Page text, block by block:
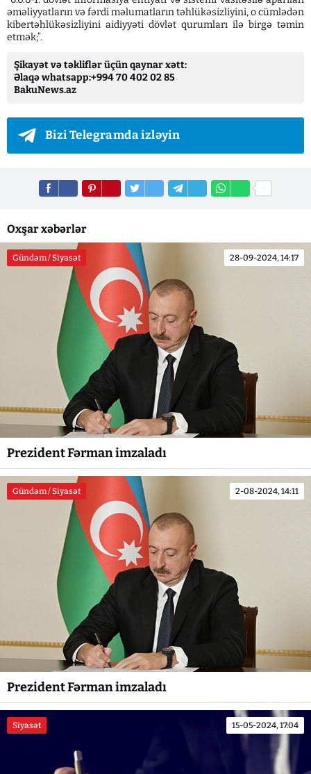
əməliyyatların və fərdi məlumatların təhlükəsizliyini, o cümlədən
kibertəhlükəsizliyini aidiyyəti dövlət qurumları ilə birgə təmin
etmək;”.
Şikayət və təkliflər üçün qaynar xətt:
Əlaqə whatsapp:+994 70 402 02 85
BakuNews.az
Bizi Telegramda izləyin
Oxşar xəbərlər
Gündəm / Siyasət 28-09-2024, 14:17
Prezident Fərman imzaladı
Gündəm / Siyasət 2-08-2024, 14:11
Prezident Fərman imzaladı
Siyasət 15-05-2024, 17:04